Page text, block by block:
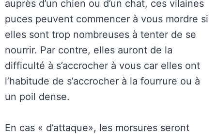
auprès d’un chien ou d’un chat, ces vilaines
puces peuvent commencer à vous mordre si
elles sont trop nombreuses à tenter de se
nourrir. Par contre, elles auront de la
difficulté à s’accrocher à vous car elles ont
l’habitude de s’accrocher à la fourrure ou à
un poil dense.
En cas « d’attaque», les morsures seront